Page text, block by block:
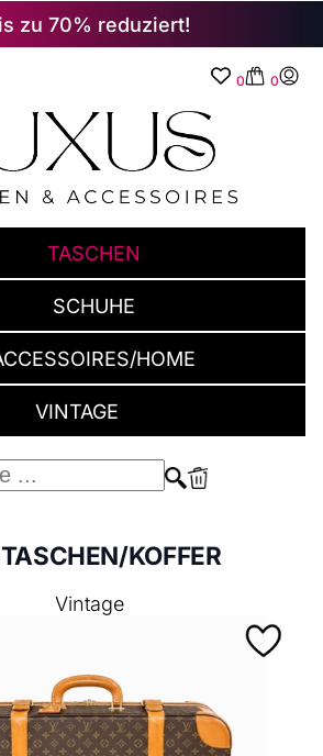
zu 70% reduziert!
0 0
TASCHEN
SCHUHE
HOME
VINTAGE
KOFFER
Vintage